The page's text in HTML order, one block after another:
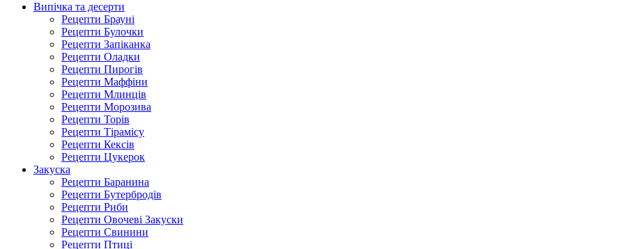
Випічка та десерти
Рецепти Брауні
Рецепти Булочки
Рецепти Запіканка
Рецепти Оладки
Рецепти Пирогів
Рецепти Маффіни
Рецепти Млинців
Рецепти Морозива
Рецепти Торів
Рецепти Тірамісу
Рецепти Кексів
Рецепти Цукерок
Закуска
Рецепти Баранина
Рецепти Бутербродів
Рецепти Риби
Рецепти Овочеві Закуски
Рецепти Свинини
Рецепти Птиці